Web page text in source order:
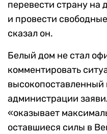
перевести страну на
и провести
сказал он.
Белый дом не стал
комментировать
высокопоставленный
администрации
«оказывает
оставшиеся силы в